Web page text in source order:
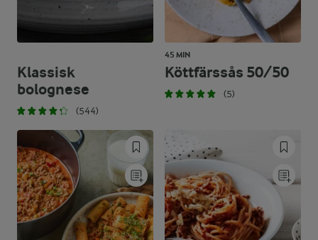
Klassisk
bolognese
(544)
45 MIN
Köttfärssås 50/50
(5)